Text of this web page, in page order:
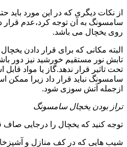
از نکات دیگری که در این مورد باید
سامسونگ به آن توجه کرد،عدم قرار
روی یخچال می باشد.
البته مکانی که برای قرار دادن
تابش نور مستقیم خورشید نیز دور
تحت تاثیر قرار ندهد.گاز یا مواد
سامسونگ نباید قرار داد زیرا ممکن
ازجمله آتش سوزی شود.
تراز بودن یخچال سامسونگ
توجه کنید که یخچال را درجایی صاف
شیب هایی که در کف منازل و